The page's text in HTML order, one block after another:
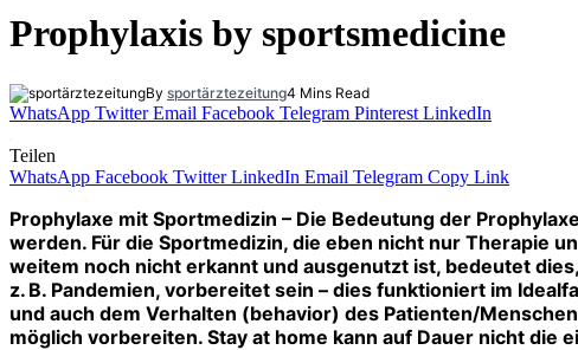
Prophylaxis by sportsmedicine
By sportärztezeitung4 Mins Read
WhatsApp Twitter Email Facebook Telegram Pinterest LinkedIn
Teilen
WhatsApp Facebook Twitter LinkedIn Email Telegram Copy Link
Prophylaxe mit Sportmedizin – Die Bedeutung der
werden. Für die Sportmedizin, die eben nicht nur Therapie
weitem noch nicht erkannt und ausgenutzt ist, bedeutet
z. B. Pandemien, vorbereitet sein – dies funktioniert im
und auch dem Verhalten (behavior) des Patienten/
möglich vorbereiten. Stay at home kann auf Dauer nicht